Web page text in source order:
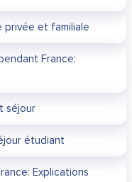
privée et familiale
France:
séjour
étudiant
Explications